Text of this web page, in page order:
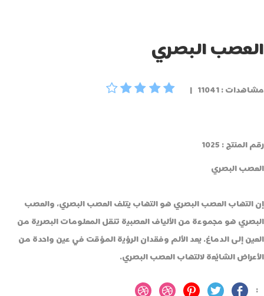
البصري
: 11041 |
: 1025
البصري
التهاب العصب البصري هو التهاب يتلف العصب البصري، والعصب
هو مجموعة من الألياف العصبية تنقل المعلومات البصرية من
إلى الدماغ. يعد الألم وفقدان الرؤية المؤقت في عين واحدة من
الشائعة لالتهاب العصب البصري.